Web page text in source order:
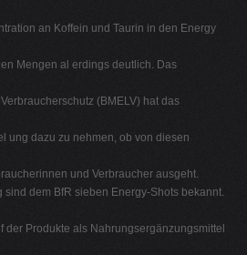
an Koffein und Taurin in den Energy
Mengen al erdings deutlich. Das
(BMELV) hat das
ung dazu zu nehmen, ob von diesen
und Verbraucher ausgeht.
sind dem BfR sieben Energy-Shots bekannt.
Produkte als Nahrungsergänzungsmittel